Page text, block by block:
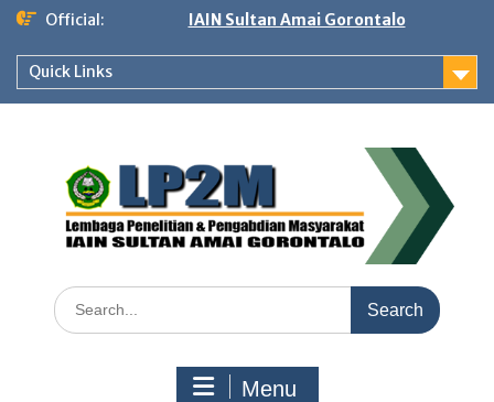
Skip
content
Official: IAIN Sultan Amai Gorontalo
Quick Links
Search
for:
Menu